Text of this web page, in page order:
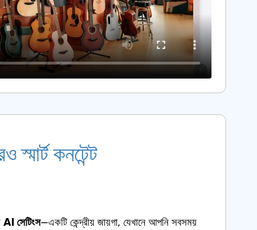
কনটেন্ট
AI সেটিংস—একটি কেন্দ্রীয় জায়গা, যেখানে আপনি সবসময়